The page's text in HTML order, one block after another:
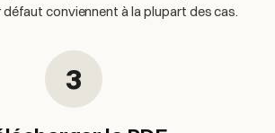
conviennent à la plupart des cas.
3